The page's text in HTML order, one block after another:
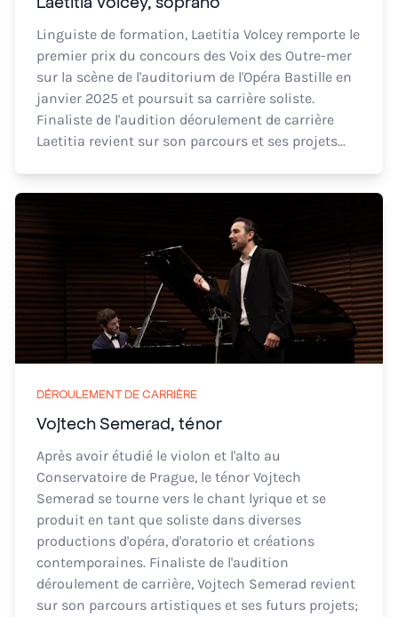
Linguiste de formation, Laetitia Volcey remporte le
premier prix du concours des Voix des Outre-mer
sur la scène de l'auditorium de l'Opéra Bastille en
janvier 2025 et poursuit sa carrière soliste.
Finaliste de l'audition déorulement de carrière
Laetitia revient sur son parcours et ses projets...
DÉROULEMENT DE CARRIÈRE
Vojtech Semerad, ténor
Après avoir étudié le violon et l'alto au
Conservatoire de Prague, le ténor Vojtech
Semerad se tourne vers le chant lyrique et se
produit en tant que soliste dans diverses
productions d'opéra, d'oratorio et créations
contemporaines. Finaliste de l'audition
déroulement de carrière, Vojtech Semerad revient
sur son parcours artistiques et ses futurs projets;